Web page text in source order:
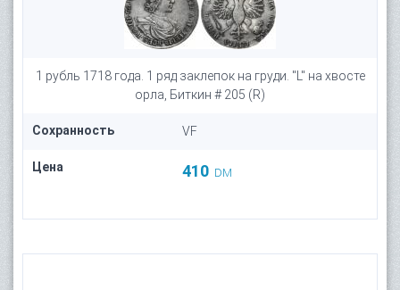
1 рубль 1718 года. 1 ряд заклепок на груди. "L" на хвосте
орла, Биткин # 205 (R)
Сохранность VF
Цена 410 DM